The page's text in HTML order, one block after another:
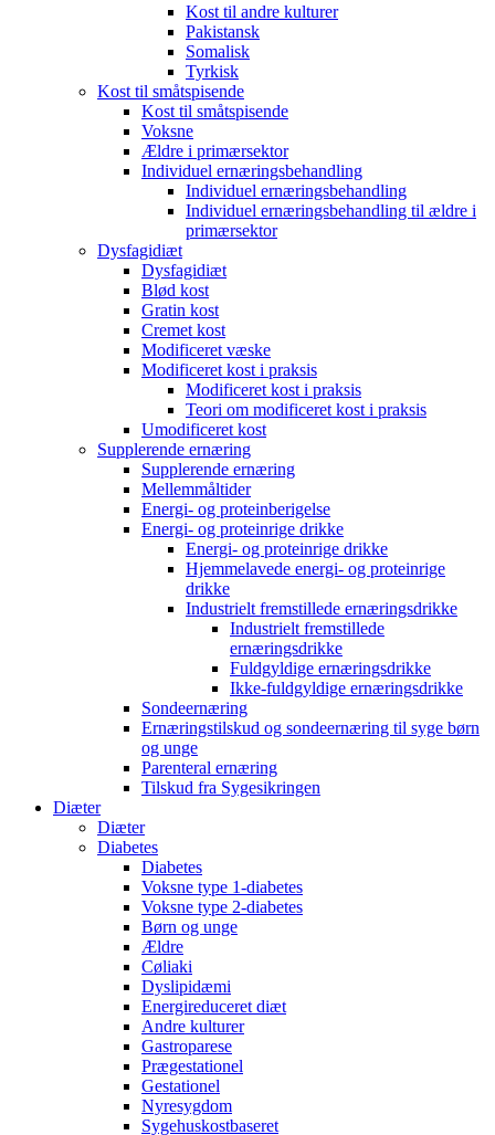
Kost til andre kulturer
Pakistansk
Somalisk
Tyrkisk
Kost til småtspisende
Kost til småtspisende
Voksne
Ældre i primærsektor
Individuel ernæringsbehandling
Individuel ernæringsbehandling
Individuel ernæringsbehandling til ældre i
primærsektor
Dysfagidiæt
Dysfagidiæt
Blød kost
Gratin kost
Cremet kost
Modificeret væske
Modificeret kost i praksis
Modificeret kost i praksis
Teori om modificeret kost i praksis
Umodificeret kost
Supplerende ernæring
Supplerende ernæring
Mellemmåltider
Energi- og proteinberigelse
Energi- og proteinrige drikke
Energi- og proteinrige drikke
Hjemmelavede energi- og proteinrige
drikke
Industrielt fremstillede ernæringsdrikke
Industrielt fremstillede
ernæringsdrikke
Fuldgyldige ernæringsdrikke
Ikke-fuldgyldige ernæringsdrikke
Sondeernæring
Ernæringstilskud og sondeernæring til syge børn
og unge
Parenteral ernæring
Tilskud fra Sygesikringen
Diæter
Diæter
Diabetes
Diabetes
Voksne type 1-diabetes
Voksne type 2-diabetes
Børn og unge
Ældre
Cøliaki
Dyslipidæmi
Energireduceret diæt
Andre kulturer
Gastroparese
Prægestationel
Gestationel
Nyresygdom
Sygehuskostbaseret